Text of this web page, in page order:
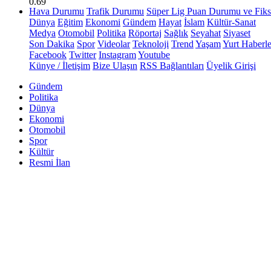
Hava Durumu Trafik Durumu Süper Lig Puan Durumu ve
Dünya Eğitim Ekonomi Gündem Hayat İslam Kültür-Sanat
Medya Otomobil Politika Röportaj Sağlık Seyahat Siyaset
Son Dakika Spor Videolar Teknoloji Trend YaşamYurt
Facebook Twitter InstagramYoutube
Künye / İletişim Bize Ulaşın RSS Bağlantıları Üyelik Girişi
Gündem
Politika
Dünya
Ekonomi
Otomobil
Spor
Kültür
Resmi İlan